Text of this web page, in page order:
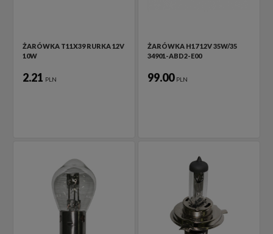
ŻARÓWKA T11X39 RURKA 12V
10W
2.21 PLN
ŻARÓWKA H17 12V 35W/35
34901-ABD2-E00
99.00 PLN